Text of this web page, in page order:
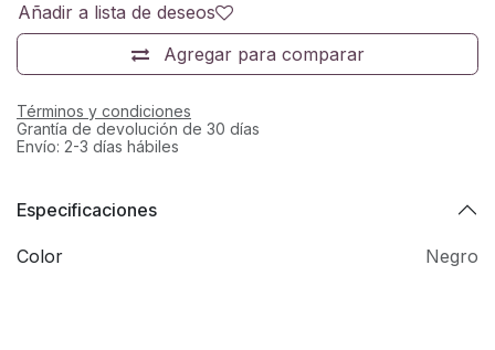
Agregar para comparar
Añadir a lista de deseos
Términos y condiciones
Grantía de devolución de 30 días
Envío: 2-3 días hábiles
Especificaciones
Color Negro